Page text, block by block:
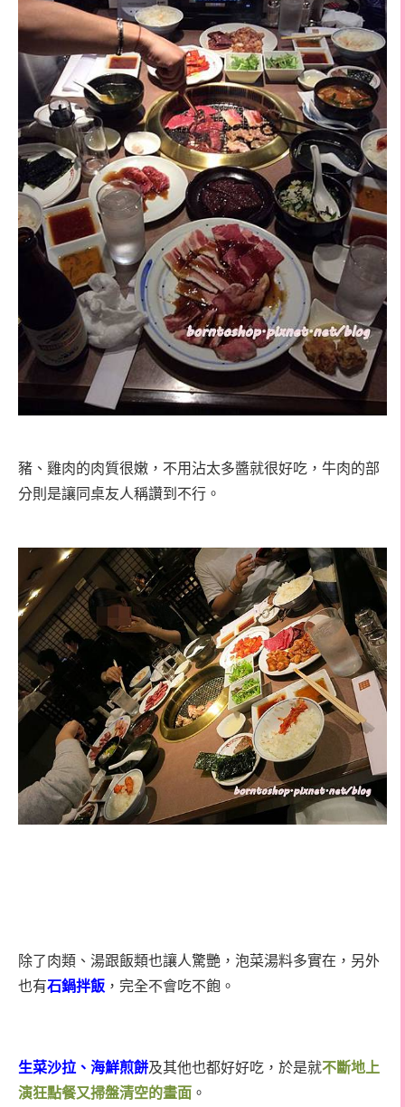
豬、雞肉的肉質很嫩，不用沾太多醬就很好吃，牛肉的部
分則是讓同桌友人稱讚到不行。
除了肉類、湯跟飯類也讓人驚艷，泡菜湯料多實在，另外
也有石鍋拌飯 ，完全不會吃不飽。
生菜沙拉、海鮮煎餅及其他也都好好吃，於是就不斷地上
演狂點餐又掃盤清空的畫面 。